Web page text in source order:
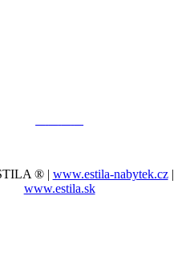
® | www.estila-nabytek.cz|
www.estila.sk